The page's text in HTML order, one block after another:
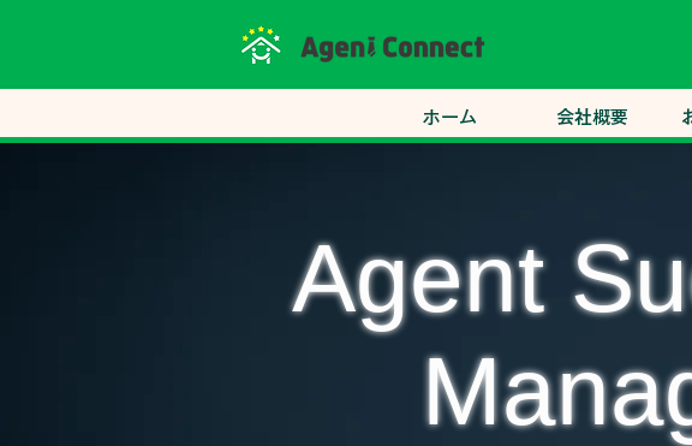
ホーム 会社概要
Agent